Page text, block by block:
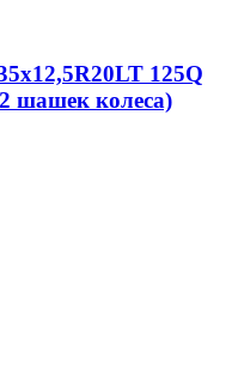
125Q
шашек колеса)